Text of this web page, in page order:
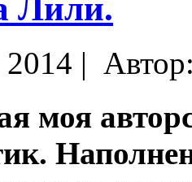
Лили.
|